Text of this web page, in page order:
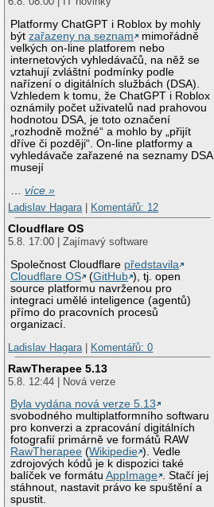
Platformy ChatGPT i Roblox by mohly
býtzařazeny na seznam
mimořádně
velkých on-line platforem nebo
internetových vyhledávačů, na něž se
vztahují zvláštní podmínky podle
nařízení o digitálních službách (DSA).
Vzhledem k tomu, že ChatGPT i Roblox
oznámily počet uživatelů nad prahovou
hodnotou DSA, je toto označení
„rozhodně možné“ a mohlo by „přijít
dříve či později“. On-line platformy a
vyhledávače zařazené na seznamy DSA
musejí
…více »
Ladislav Hagara| Komentářů: 12
Cloudflare OS
5.8. 17:00 | Zajímavý software
Společnost Cloudflare představila
Cloudflare OS
(GitHub ), tj. open
source platformu navrženou pro
integraci umělé inteligence (agentů)
přímo do pracovních procesů
organizací.
Ladislav Hagara| Komentářů: 0
RawTherapee 5.13
5.8. 12:44 | Nová verze
Byla vydána nová verze 5.13
svobodného multiplatformního softwaru
pro konverzi a zpracování digitálních
fotografií primárně ve formátů RAW
RawTherapee (Wikipedie ). Vedle
zdrojových kódů je k dispozici také
balíček ve formátuAppImage . Stačí jej
stáhnout, nastavit právo ke spuštění a
spustit.